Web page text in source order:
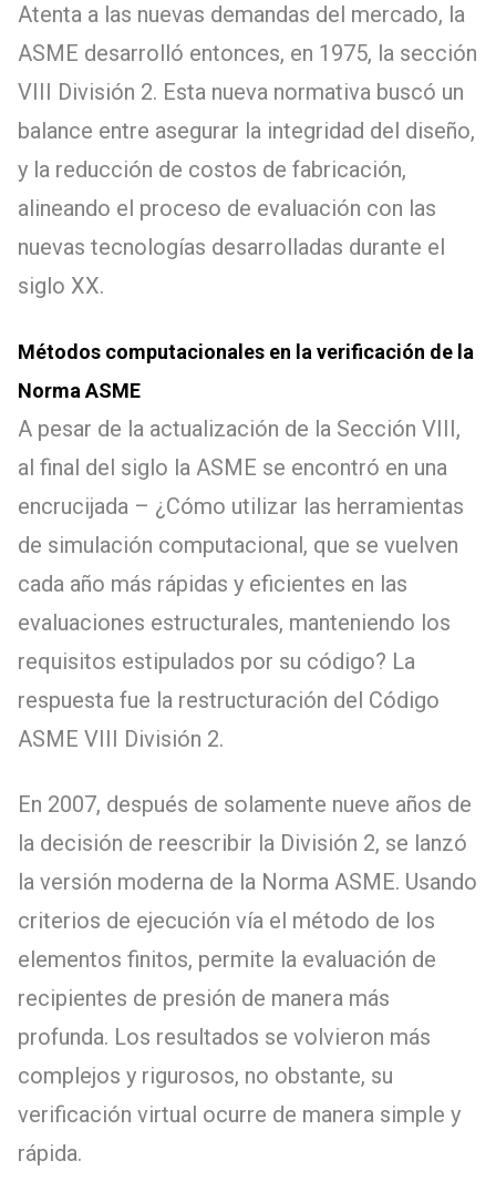
Atenta a las nuevas demandas del mercado, la
ASME desarrolló entonces, en 1975, la sección
VIII División 2. Esta nueva normativa buscó un
balance entre asegurar la integridad del diseño,
y la reducción de costos de fabricación,
alineando el proceso de evaluación con las
nuevas tecnologías desarrolladas durante el
siglo XX.
Métodos computacionales en la verificación de la
Norma ASME
A pesar de la actualización de la Sección VIII,
al final del siglo la ASME se encontró en una
encrucijada – ¿Cómo utilizar las herramientas
de simulación computacional, que se vuelven
cada año más rápidas y eficientes en las
evaluaciones estructurales, manteniendo los
requisitos estipulados por su código? La
respuesta fue la restructuración del Código
ASME VIII División 2.
En 2007, después de solamente nueve años de
la decisión de reescribir la División 2, se lanzó
la versión moderna de la Norma ASME. Usando
criterios de ejecución vía el método de los
elementos finitos, permite la evaluación de
recipientes de presión de manera más
profunda. Los resultados se volvieron más
complejos y rigurosos, no obstante, su
verificación virtual ocurre de manera simple y
rápida.